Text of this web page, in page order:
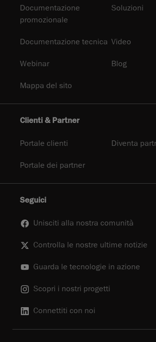
Documentazione
promozionale
Soluzioni
Documentazione tecnica Video
Webinar Blog
Mappa del sito
Clienti & Partner
Portale clienti Diventa
Portale dei partner
Seguici
Unisciti alla nostra comunità
Controlla le nostre ultime notizie
Guarda le tecnologie in azione
Scopri i nostri progetti
Connettiti con noi